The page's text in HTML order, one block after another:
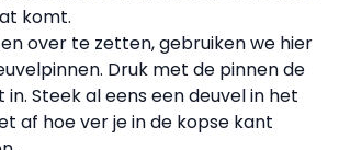
komt.
over te zetten, ge­bruiken we hier
Druk met de pinnen de
in. Steek al eens een deuvel in het
af hoe ver je in de kopse kant